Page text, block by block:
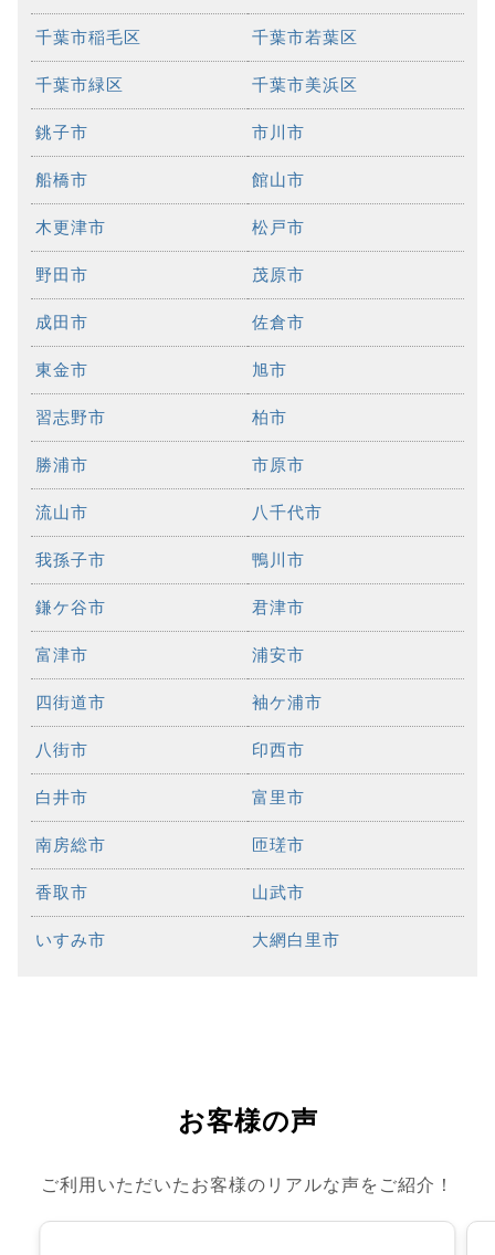
千葉市稲毛区 千葉市若葉区
千葉市緑区 千葉市美浜区
銚子市 市川市
船橋市 館山市
木更津市 松戸市
野田市 茂原市
成田市 佐倉市
東金市 旭市
習志野市 柏市
勝浦市 市原市
流山市 八千代市
我孫子市 鴨川市
鎌ケ谷市 君津市
富津市 浦安市
四街道市 袖ケ浦市
八街市 印西市
白井市 富里市
南房総市 匝瑳市
香取市 山武市
いすみ市 大網白里市
お客様の声
ご利用いただいたお客様のリアルな声をご紹介！